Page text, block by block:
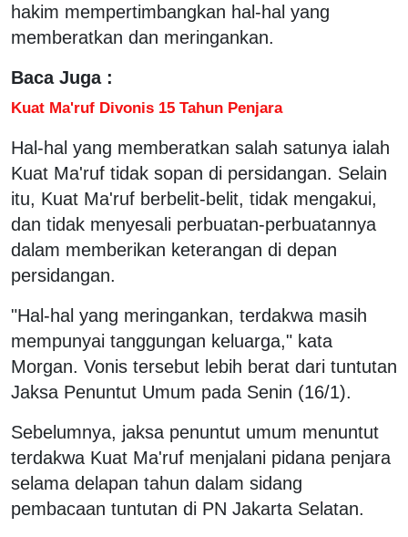
hakim mempertimbangkan hal-hal yang
memberatkan dan meringankan.
Baca Juga :
Kuat Ma'ruf Divonis 15 Tahun Penjara
Hal-hal yang memberatkan salah satunya ialah
Kuat Ma'ruf tidak sopan di persidangan. Selain
itu, Kuat Ma'ruf berbelit-belit, tidak mengakui,
dan tidak menyesali perbuatan-perbuatannya
dalam memberikan keterangan di depan
persidangan.
"Hal-hal yang meringankan, terdakwa masih
mempunyai tanggungan keluarga," kata
Morgan. Vonis tersebut lebih berat dari tuntutan
Jaksa Penuntut Umum pada Senin (16/1).
Sebelumnya, jaksa penuntut umum menuntut
terdakwa Kuat Ma'ruf menjalani pidana penjara
selama delapan tahun dalam sidang
pembacaan tuntutan di PN Jakarta Selatan.